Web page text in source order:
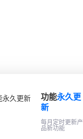
功能永久更
新
每月定时更新产
品新功能